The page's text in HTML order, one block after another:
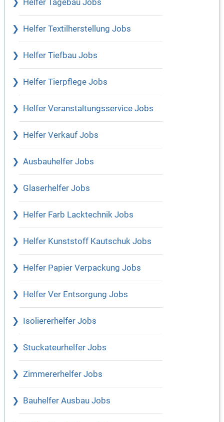
Helfer Tagebau Jobs
Helfer Textilherstellung Jobs
Helfer Tiefbau Jobs
Helfer Tierpflege Jobs
Helfer Veranstaltungsservice Jobs
Helfer Verkauf Jobs
Ausbauhelfer Jobs
Glaserhelfer Jobs
Helfer Farb Lacktechnik Jobs
Helfer Kunststoff Kautschuk Jobs
Helfer Papier Verpackung Jobs
Helfer Ver Entsorgung Jobs
Isoliererhelfer Jobs
Stuckateurhelfer Jobs
Zimmererhelfer Jobs
Bauhelfer Ausbau Jobs